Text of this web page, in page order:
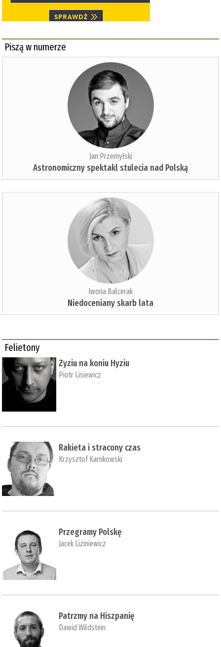
Piszą w numerze
Jan Przemyłski
Astronomiczny spektakl stulecia nad Polską
Iwona Balcerak
Niedoceniany skarb lata
Felietony
Zyziu na koniu Hyziu
Piotr Lisiewicz
Rakieta i stracony czas
Krzysztof Karnkowski
Przegramy Polskę
Jacek Liziniewicz
Patrzmy na Hiszpanię
Dawid Wildstein